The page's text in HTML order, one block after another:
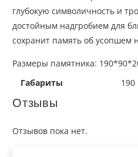
глубокую символичность и
достойным надгробием для
сохранит память об усопшем
Размеры памятника:
Габариты
190
Отзывы
Отзывов пока нет.